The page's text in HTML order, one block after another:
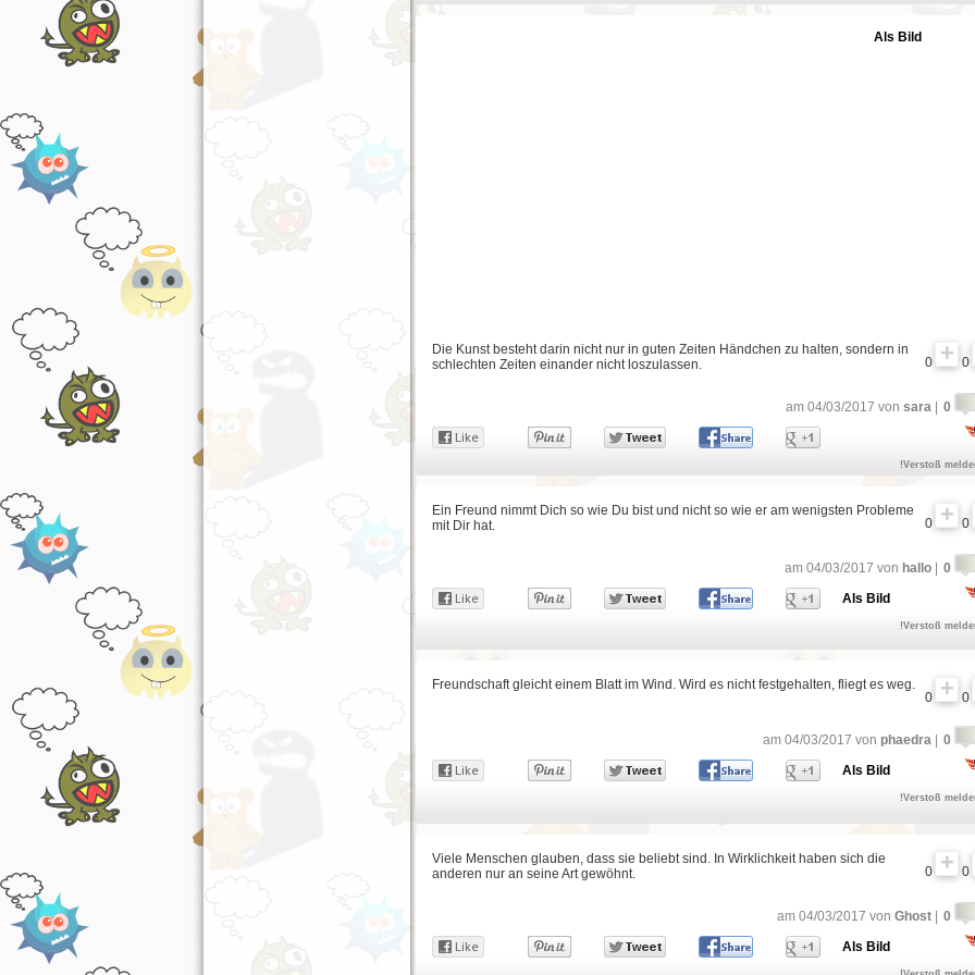
0 0
Die Kunst besteht darin nicht nur in guten Zeiten Händchen zu halten, sondern in
schlechten Zeiten einander nicht loszulassen.
am 04/03/2017 vonsara 0
Als Bild
!Verstoß
0 0
Ein Freund nimmt Dich so wie Du bist und nicht so wie er am wenigsten Probleme
mit Dir hat.
am 04/03/2017 von hallo
0
Als Bild
!Verstoß
0 0
Freundschaft gleicht einem Blatt im Wind. Wird es nicht festgehalten, fliegt es weg.
am 04/03/2017 von phaedra
0
Als Bild
!Verstoß
0 0
Viele Menschen glauben, dass sie beliebt sind. In Wirklichkeit haben sich die
anderen nur an seine Art gewöhnt.
am 04/03/2017 vonGhost
0
Als Bild